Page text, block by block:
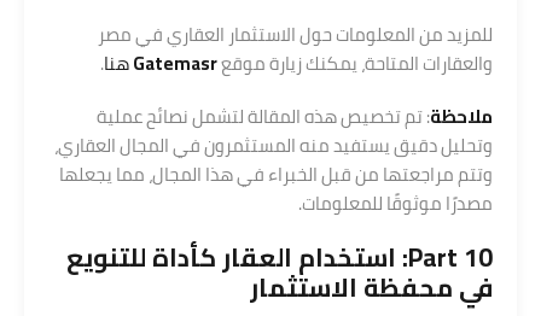
للمزيد من المعلومات حول الاستثمار العقاري في مصر
والعقارات المتاحة، يمكنك زيارة موقعGatemasrهنا.
ملاحظة: تم تخصيص هذه المقالة لتشمل نصائح عملية
وتحليل دقيق يستفيد منه المستثمرون في المجال العقاري،
وتتم مراجعتها من قبل الخبراء في هذا المجال، مما يجعلها
مصدرًا موثوقًا للمعلومات.
Part 10: استخدام العقار كأداة للتنويع
في محفظة الاستثمار